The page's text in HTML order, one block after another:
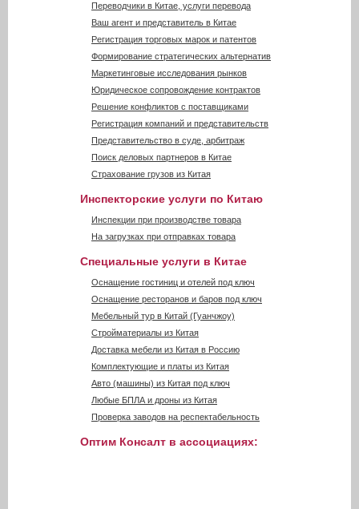
Переводчики в Китае, услуги перевода
Ваш агент и представитель в Китае
Регистрация торговых марок и патентов
Формирование стратегических альтернатив
Маркетинговые исследования рынков
Юридическое сопровождение контрактов
Решение конфликтов с поставщиками
Регистрация компаний и представительств
Представительство в суде, арбитраж
Поиск деловых партнеров в Китае
Страхование грузов из Китая
Инспекторские услуги по Китаю
Инспекции при производстве товара
На загрузках при отправках товара
Специальные услуги в Китае
Оснащение гостиниц и отелей под ключ
Оснащение ресторанов и баров под ключ
Мебельный тур в Китай (Гуанчжоу)
Стройматериалы из Китая
Доставка мебели из Китая в Россию
Комплектующие и платы из Китая
Авто (машины) из Китая под ключ
Любые БПЛА и дроны из Китая
Проверка заводов на респектабельность
Оптим Консалт в ассоциациях: